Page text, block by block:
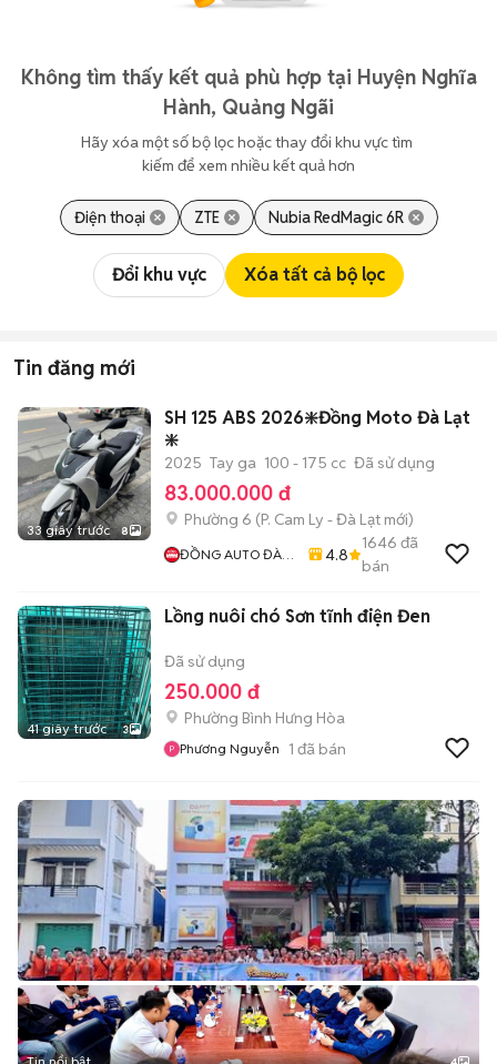
Không tìm thấy kết quả phù hợp tại Huyện Nghĩa
Hành, Quảng Ngãi
Hãy xóa một số bộ lọc hoặc thay đổi khu vực tìm
kiếm để xem nhiều kết quả hơn
Điện thoại ZTE Nubia RedMagic 6R
Đổi khu vực Xóa tất cả bộ lọc
Tin đăng mới
33 giây trước 8
SH 125 ABS 2026❇️Đồng Moto Đà Lạt
❇️
2025 Tay ga 100 - 175 cc Đã sử dụng
83.000.000 đ
Phường 6 (P. Cam Ly - Đà Lạt mới)
ĐỒNG AUTO ĐÀ
4.8
1646 đã
bán
41 giây trước 3
Lồng nuôi chó Sơn tĩnh điện Đen
Đã sử dụng
250.000 đ
Phường Bình Hưng Hòa
Phương Nguyễn 1 đã bán